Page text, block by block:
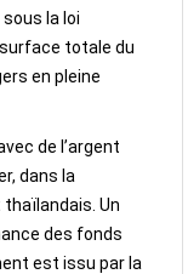
la loi
surface totale du
en pleine
de l’argent
dans la
Un
des fonds
est issu par la